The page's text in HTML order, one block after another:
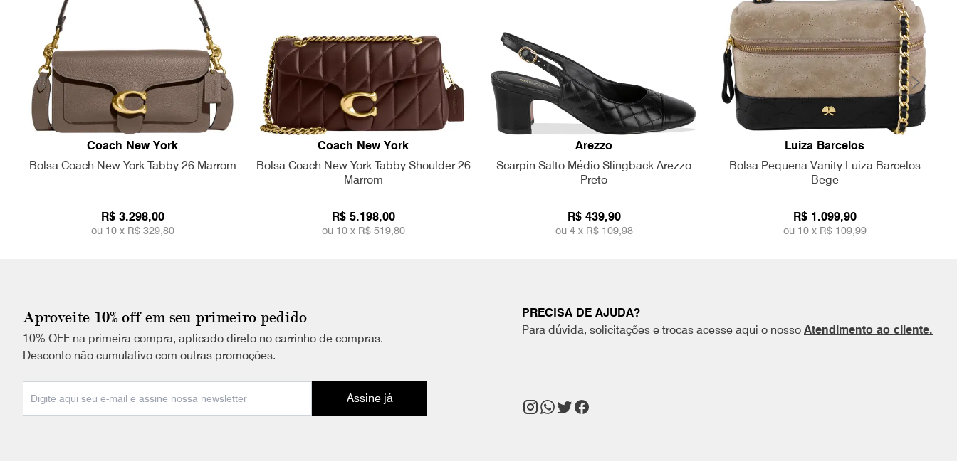
Coach New York
Bolsa Coach New York Tabby 26 Marrom
R$ 3.298,00
ou 10 x R$ 329,80
Coach New York
Bolsa Coach New York Tabby Shoulder 26
Marrom
R$ 5.198,00
ou 10 x R$ 519,80
Arezzo
Scarpin Salto Médio Slingback Arezzo
Preto
R$ 439,90
ou 4 x R$ 109,98
Luiza Barcelos
Bolsa Pequena Vanity Luiza Barcelos
Bege
R$ 1.099,90
ou 10 x R$ 109,99
Aproveite 10% off em seu primeiro pedido
10% OFF na primeira compra, aplicado direto no carrinho de compras.
Desconto não cumulativo com outras promoções.
Assine já
PRECISA DE AJUDA?
Para dúvida, solicitações e trocas acesse aqui o nosso Atendimento ao cliente.